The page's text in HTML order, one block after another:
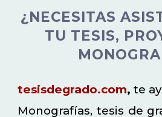
¿NECESITAS
TU TESIS,
tesisdegrado.com, te
Monografías, tesis de